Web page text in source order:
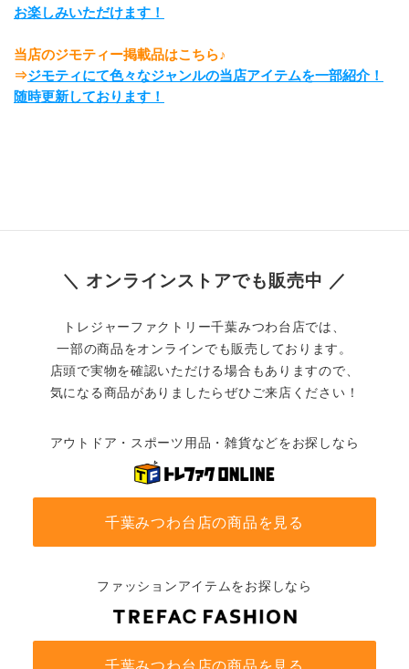
お楽しみいただけます ！
当店のジモティー掲載品はこちら♪
⇒ジモティにて色々なジャンルの当店アイテムを一部紹介！
随時更新しております！
＼ オンラインストアでも販売中 ／
トレジャーファクトリー千葉みつわ台店では、
一部の商品をオンラインでも販売しております。
店頭で実物を確認いただける場合もありますので、
気になる商品がありましたらぜひご来店ください！
アウトドア・スポーツ用品・雑貨などをお探しなら
千葉みつわ台店の商品を見る
ファッションアイテムをお探しなら
千葉みつわ台店の商品を見る